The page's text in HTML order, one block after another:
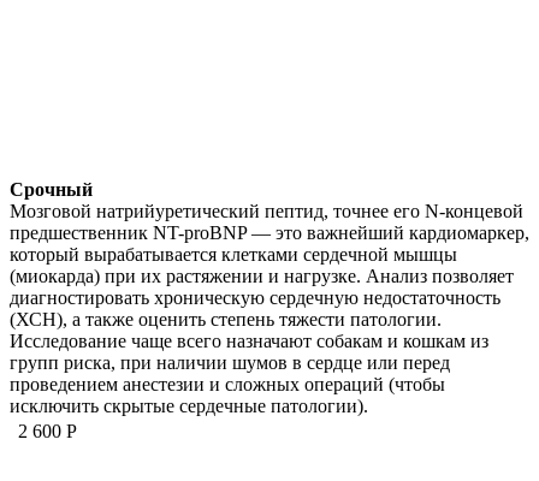
Срочный
Мозговой натрийуретический пептид, точнее его N-концевой
предшественник NT-proBNP — это важнейший кардиомаркер,
который вырабатывается клетками сердечной мышцы
(миокарда) при их растяжении и нагрузке. Анализ позволяет
диагностировать хроническую сердечную недостаточность
(ХСН), а также оценить степень тяжести патологии.
Исследование чаще всего назначают собакам и кошкам из
групп риска, при наличии шумов в сердце или перед
проведением анестезии и сложных операций (чтобы
исключить скрытые сердечные патологии).
2 600 Р